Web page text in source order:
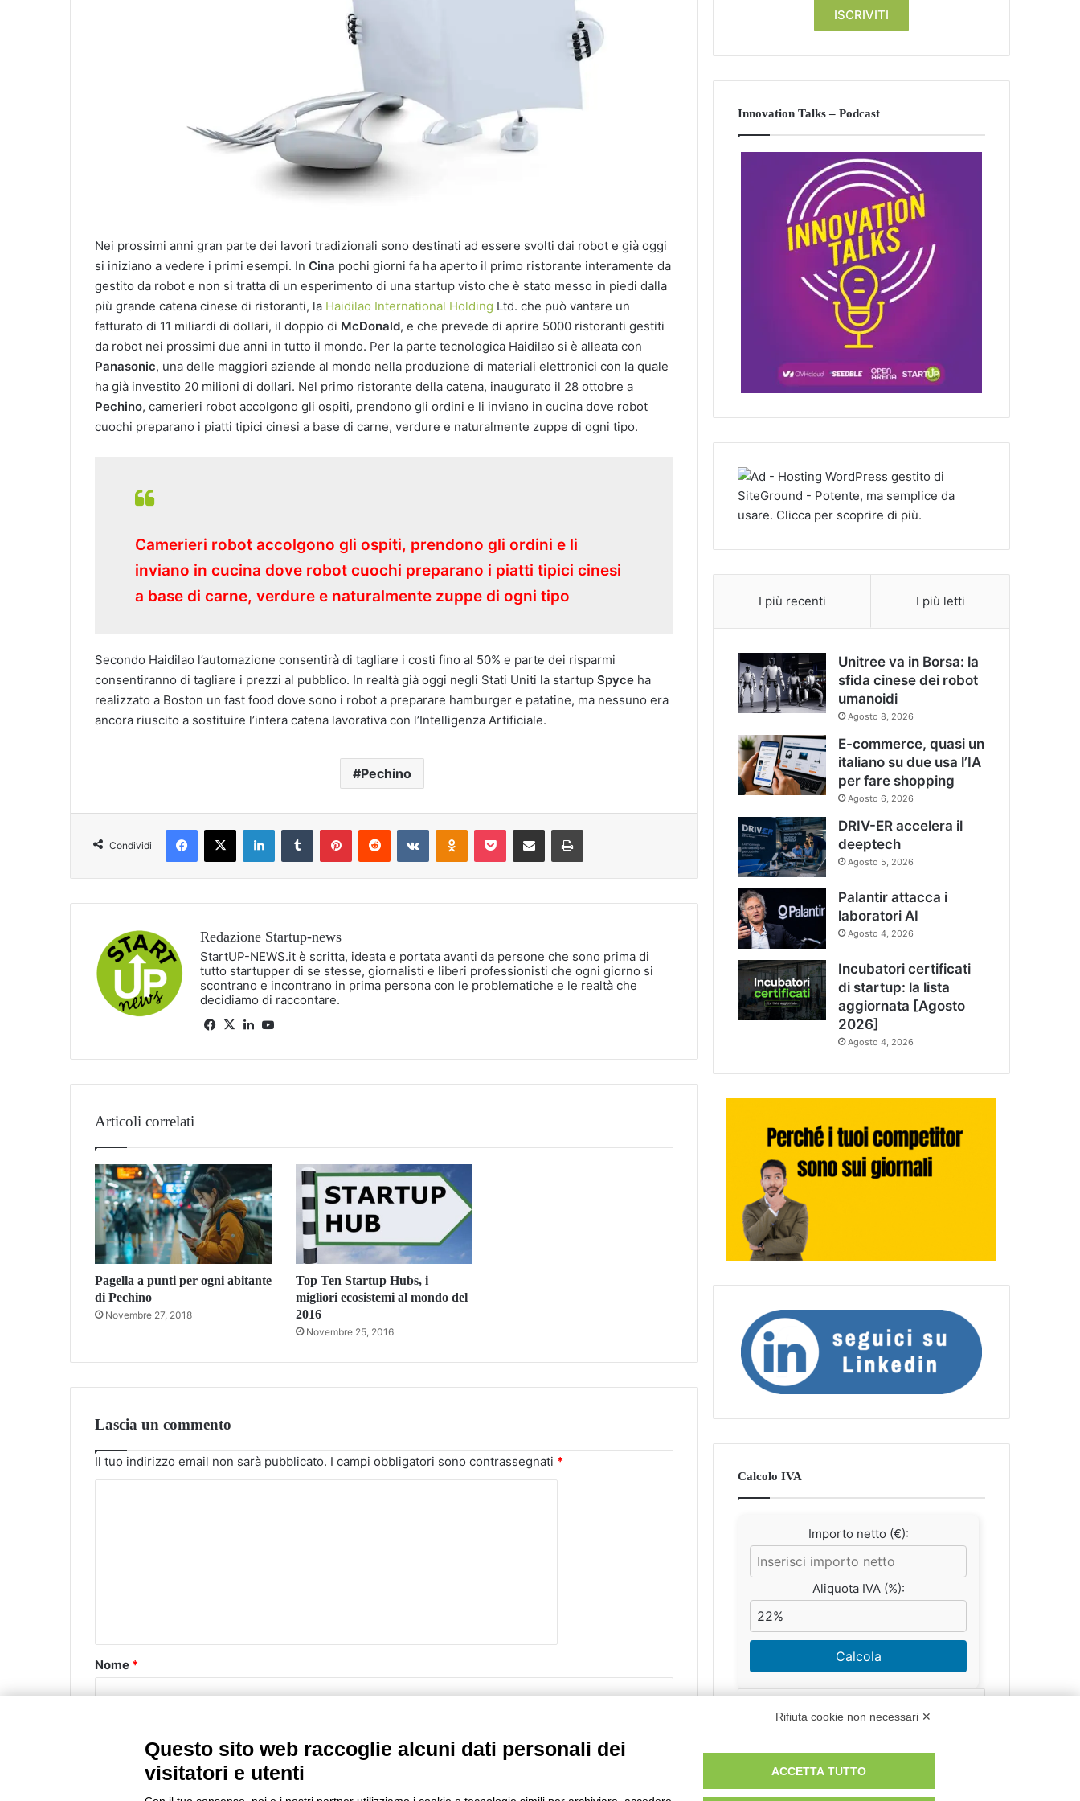
Nei prossimi anni gran parte dei lavori tradizionali sono destinati ad essere svolti dai robot e già oggi
si iniziano a vedere i primi esempi. In Cina pochi giorni fa ha aperto il primo ristorante interamente da
gestito da robot e non si tratta di un esperimento di una startup visto che è stato messo in piedi dalla
più grande catena cinese di ristoranti, la Haidilao International Holding Ltd. che può vantare un
fatturato di 11 miliardi di dollari, il doppio di McDonald, e che prevede di aprire 5000 ristoranti gestiti
da robot nei prossimi due anni in tutto il mondo. Per la parte tecnologica Haidilao si è alleata con
Panasonic, una delle maggiori aziende al mondo nella produzione di materiali elettronici con la quale
ha già investito 20 milioni di dollari. Nel primo ristorante della catena, inaugurato il 28 ottobre a
Pechino, camerieri robot accolgono gli ospiti, prendono gli ordini e li inviano in cucina dove robot
cuochi preparano i piatti tipici cinesi a base di carne, verdure e naturalmente zuppe di ogni tipo.
Camerieri robot accolgono gli ospiti, prendono gli ordini e li
inviano in cucina dove robot cuochi preparano i piatti tipici cinesi
a base di carne, verdure e naturalmente zuppe di ogni tipo
Secondo Haidilao l’automazione consentirà di tagliare i costi fino al 50% e parte dei risparmi
consentiranno di tagliare i prezzi al pubblico. In realtà già oggi negli Stati Uniti la startup Spyce ha
realizzato a Boston un fast food dove sono i robot a preparare hamburger e patatine, ma nessuno era
ancora riuscito a sostituire l’intera catena lavorativa con l’Intelligenza Artificiale.
Pechino
Condividi
Facebook
X LinkedInTumblrPinterestRedditVKontakteOdnoklassniki
PocketCondividi via Email Stampa
Redazione Startup-news
StartUP-NEWS.it è scritta, ideata e portata avanti da persone che sono prima di
tutto startupper di se stesse, giornalisti e liberi professionisti che ogni giorno si
scontrano e incontrano in prima persona con le problematiche e le realtà che
decidiamo di raccontare.
Facebook
X LinkedIn
Articoli correlati
Pagella a punti per ogni abitante
di Pechino
Novembre 27, 2018
Top Ten Startup Hubs, i
migliori ecosistemi al mondo del
2016
Novembre 25, 2016
Lascia un commento
Il tuo indirizzo email non sarà pubblicato. I campi obbligatori sono contrassegnati *
o
Nome *
Innovation Talks – Podcast
I più recenti I più letti
Unitree va in Borsa: la
sfida cinese dei robot
umanoidi
Agosto 8, 2026
E-commerce, quasi un
italiano su due usa l’IA
per fare shopping
Agosto 6, 2026
DRIV-ER accelera il
deeptech
Agosto 5, 2026
Palantir attacca i
laboratori AI
Agosto 4, 2026
Incubatori certificati
di startup: la lista
aggiornata [Agosto
2026]
Agosto 4, 2026
Calcolo IVA
Importo netto (€):
Aliquota IVA (%):
Calcola
Scorporo IVA
Importo lordo (€):
Rifiuta cookie non necessari ✕
Questo sito web raccoglie alcuni dati personali dei
visitatori e utenti
ACCETTA TUTTO